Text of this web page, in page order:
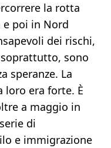
la rotta
e poi in Nord
dei rischi,
sono
speranze. La
loro era forte. È
a maggio in
di
e immigrazione